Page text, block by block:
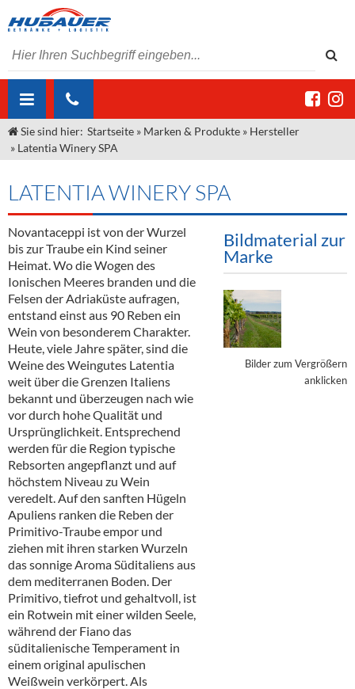
ÜBER UNS
Unser Liefergebiet
Unser Team
Kontakt
Angebote Gastronomie & Großhandel
Gastronomie
Großhandel
Innovation - Die Neue Art des Bierzapfens
"DroughtMaster"
Neuigkeiten
Termine
MARKEN & PRODUKTE
Weine & Schaumwein
Sirup
Spirituosen
Bier
Alkoholfreie Getränke
Öle & Küchenartikel
Kaffee
Barzubehör
Equipment
Verpackung
Hygieneartikel & Desinfektion
DIENSTLEISTUNGEN
Kommisionskauf & Lieferbedingungen
Fremddienstleistungen
Sie sind hier: Startseite » Marken & Produkte » Hersteller
» Latentia Winery SPA
LATENTIA WINERY SPA
Novantaceppi ist von der Wurzel
bis zur Traube ein Kind seiner
Heimat. Wo die Wogen des
Ionischen Meeres branden und die
Felsen der Adriaküste aufragen,
entstand einst aus 90 Reben ein
Wein von besonderem Charakter.
Heute, viele Jahre später, sind die
Weine des Weingutes Latentia
weit über die Grenzen Italiens
bekannt und überzeugen nach wie
vor durch hohe Qualität und
Ursprünglichkeit. Entsprechend
werden für die Region typische
Rebsorten angepflanzt und auf
höchstem Niveau zu Wein
veredelt. Auf den sanften Hügeln
Apuliens ranken die Reben der
Primitivo-Traube empor und
ziehen mit ihren starken Wurzeln
das sonnige Aroma Süditaliens aus
dem mediterranen Boden. Der
Primitivo, tiefrot und gehaltvoll, ist
ein Rotwein mit einer wilden Seele,
während der Fiano das
süditalienische Temperament in
einem original apulischen
Weißwein verkörpert. Als
Bildmaterial zur
Marke
Bilder zum Vergrößern
anklicken